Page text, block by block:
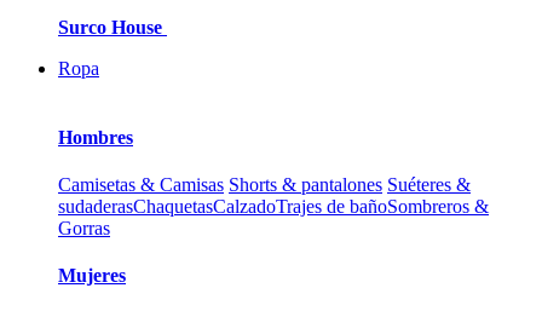
Surco House
Ropa
Hombres
Camisetas & Camisas Shorts & pantalones Suéteres &
sudaderasChaquetasCalzadoTrajes de bañoSombreros &
Gorras
Mujeres